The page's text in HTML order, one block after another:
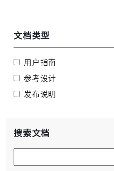
文档类型
用户指南
参考设计
发布说明
搜索文档